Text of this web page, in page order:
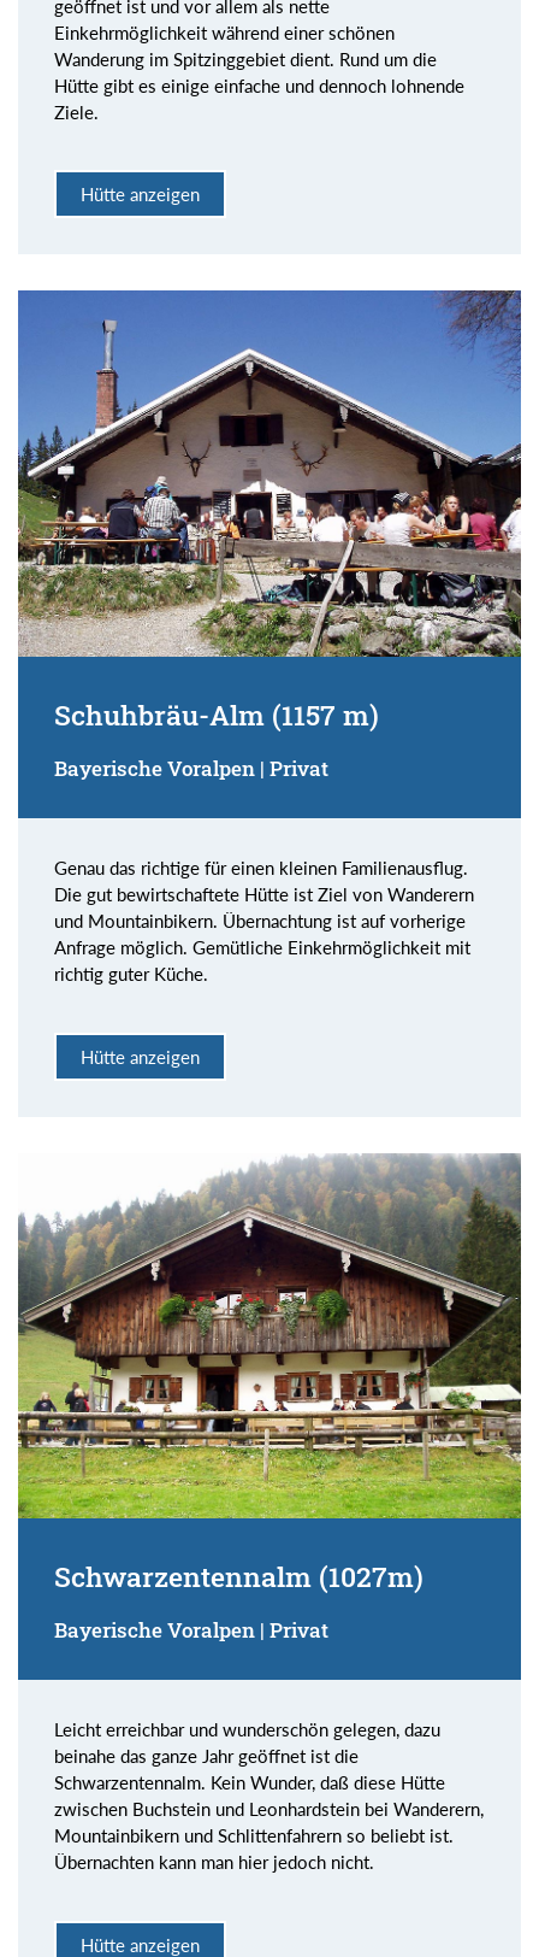
geöffnet ist und vor allem als nette
Einkehrmöglichkeit während einer schönen
Wanderung im Spitzinggebiet dient. Rund um die
Hütte gibt es einige einfache und dennoch lohnende
Ziele.
Hütte anzeigen
Schuhbräu-Alm (1157 m)
Bayerische Voralpen | Privat
Genau das richtige für einen kleinen Familienausflug.
Die gut bewirtschaftete Hütte ist Ziel von Wanderern
und Mountainbikern. Übernachtung ist auf vorherige
Anfrage möglich. Gemütliche Einkehrmöglichkeit mit
richtig guter Küche.
Hütte anzeigen
Schwarzentennalm (1027m)
Bayerische Voralpen | Privat
Leicht erreichbar und wunderschön gelegen, dazu
beinahe das ganze Jahr geöffnet ist die
Schwarzentennalm. Kein Wunder, daß diese Hütte
zwischen Buchstein und Leonhardstein bei Wanderern,
Mountainbikern und Schlittenfahrern so beliebt ist.
Übernachten kann man hier jedoch nicht.
Hütte anzeigen